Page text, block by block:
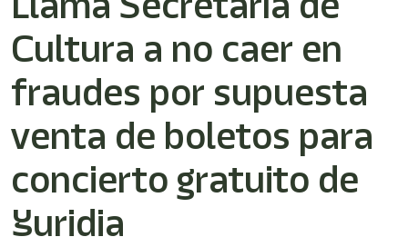
activates
the
screen
to
help
you
navigate
interact
the
Cultura a no caer en
fraudes por supuesta
venta de boletos para
concierto gratuito de
Yuridia